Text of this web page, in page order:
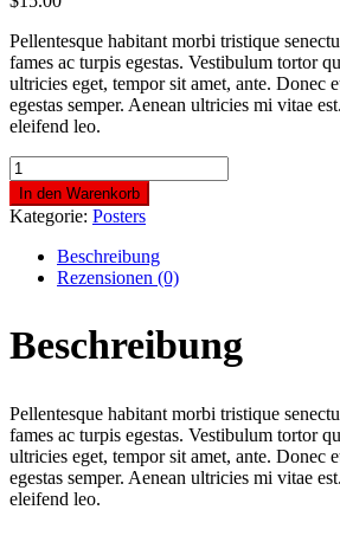
Pellentesque habitant morbi tristique
fames ac turpis egestas. Vestibulum tortor
ultricies eget, tempor sit amet, ante. Donec
egestas semper. Aenean ultricies mi vitae
eleifend leo.
Ship
Your
Idea
Menge
In den Warenkorb
Kategorie: Posters
Beschreibung
Rezensionen (0)
Beschreibung
Pellentesque habitant morbi tristique
fames ac turpis egestas. Vestibulum tortor
ultricies eget, tempor sit amet, ante. Donec
egestas semper. Aenean ultricies mi vitae
eleifend leo.